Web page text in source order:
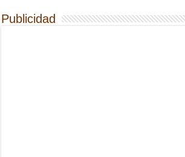
Publicidad